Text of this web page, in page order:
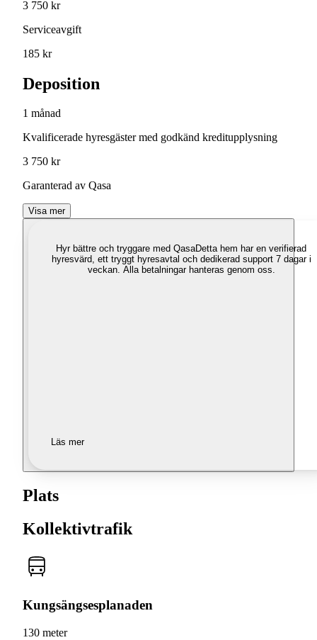
3 750 kr
Serviceavgift
185 kr
Deposition
1 månad
Kvalificerade hyresgäster med godkänd kreditupplysning
3 750 kr
Garanterad av Qasa
Visa mer
Hyr bättre och tryggare med QasaDetta hem har en verifierad
hyresvärd, ett tryggt hyresavtal och dedikerad support 7 dagar i
veckan. Alla betalningar hanteras genom oss.
Läs mer
Plats
Kollektivtrafik
Kungsängsesplanaden
130 meter